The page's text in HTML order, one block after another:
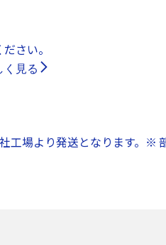
さい。
く見る
工場より発送となります。※